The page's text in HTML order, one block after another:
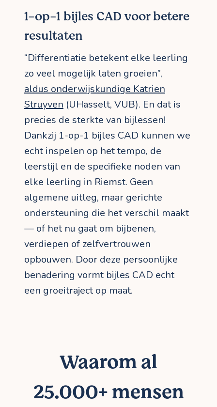
1-op-1 bijles CAD voor betere
resultaten
“Differentiatie betekent elke leerling
zo veel mogelijk laten groeien”,
aldus onderwijskundige Katrien
Struyven (UHasselt, VUB). En dat is
precies de sterkte van bijlessen!
Dankzij 1-op-1 bijles CAD kunnen we
echt inspelen op het tempo, de
leerstijl en de specifieke noden van
elke leerling in Riemst. Geen
algemene uitleg, maar gerichte
ondersteuning die het verschil maakt
— of het nu gaat om bijbenen,
verdiepen of zelfvertrouwen
opbouwen. Door deze persoonlijke
benadering vormt bijles CAD echt
een groeitraject op maat.
Waarom al
25.000+ mensen